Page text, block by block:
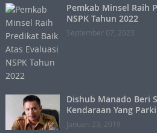
Pemkab Minsel Raih
NSPK Tahun 2022
September 07, 2023
Dishub Manado Beri
Kendaraan Yang
Januari 23, 2019